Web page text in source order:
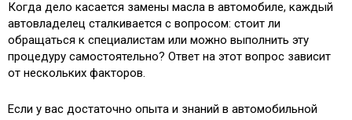
Когда дело касается замены масла в автомобиле, каждый
автовладелец сталкивается с вопросом: стоит ли
обращаться к специалистам или можно выполнить эту
процедуру самостоятельно? Ответ на этот вопрос зависит
от нескольких факторов.
Если у вас достаточно опыта и знаний в автомобильной